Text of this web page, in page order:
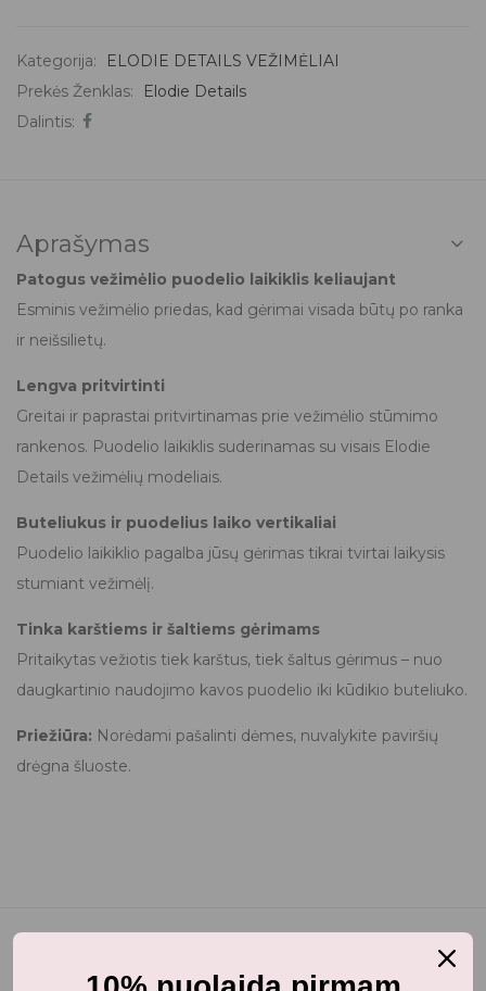
Kategorija:
ELODIE DETAILS VEŽIMĖLIAI
Prekės Ženklas:
Elodie Details
Dalintis:
Aprašymas
Patogus vežimėlio puodelio laikiklis keliaujant
Esminis vežimėlio priedas, kad gėrimai visada būtų po ranka
ir neišsilietų.
Lengva pritvirtinti
Greitai ir paprastai pritvirtinamas prie vežimėlio stūmimo
rankenos. Puodelio laikiklis suderinamas su visais Elodie
Details vežimėlių modeliais.
Buteliukus ir puodelius laiko vertikaliai
Puodelio laikiklio pagalba jūsų gėrimas tikrai tvirtai laikysis
stumiant vežimėlį.
Tinka karštiems ir šaltiems gėrimams
Pritaikytas vežiotis tiek karštus, tiek šaltus gėrimus – nuo ​​
daugkartinio naudojimo kavos puodelio iki kūdikio buteliuko.
Priežiūra: Norėdami pašalinti dėmes, nuvalykite paviršių
drėgna šluoste.